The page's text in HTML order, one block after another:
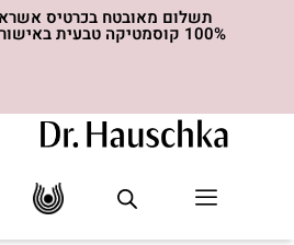
תשלום מאובטח בכרטיס
100% קוסמטיקה טבעית באישור תו התקן NATRUE